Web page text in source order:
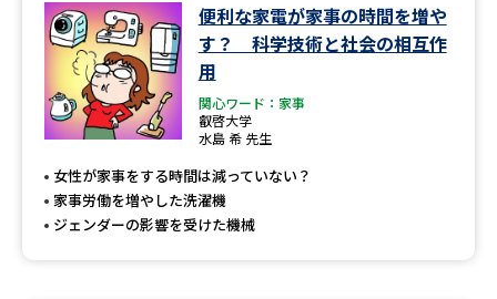
オープンキャンパス検索 実施プログラムから探す
来場型・Web型イベント特集
受験準備
便利な家電が家事の時間を増や
す？ 科学技術と社会の相互作
用
関心ワード：家事
叡啓大学
水島 希 先生
女性が家事をする時間は減っていない？
家事労働を増やした洗濯機
ジェンダーの影響を受けた機械